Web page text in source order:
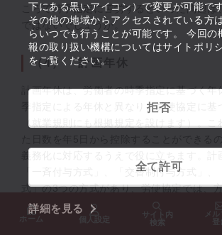
下にある黒いアイコン）で変更が可能で
その他の地域からアクセスされている方
らいつでも行うことが可能です。 今回の
報の取り扱い機構についてはサイトポリ
をご覧ください。
拒否
全て許可
詳細を見る
ホーム 個人設定
サイト内
検索
メ
登
ころで時季指定に苦労するといった問題は
ではないでしょうか。
（4） 計画年休
計画年休は、労働者の時季指定に基づく
季指定による年休と異なり、労使協定に基
（就業規則にも根拠規定を設けます）。こ
「一斉付与方式」、「交替制付与方式」、
式」の3つの方式があり、労使協定では、
下のような事項を定めます。